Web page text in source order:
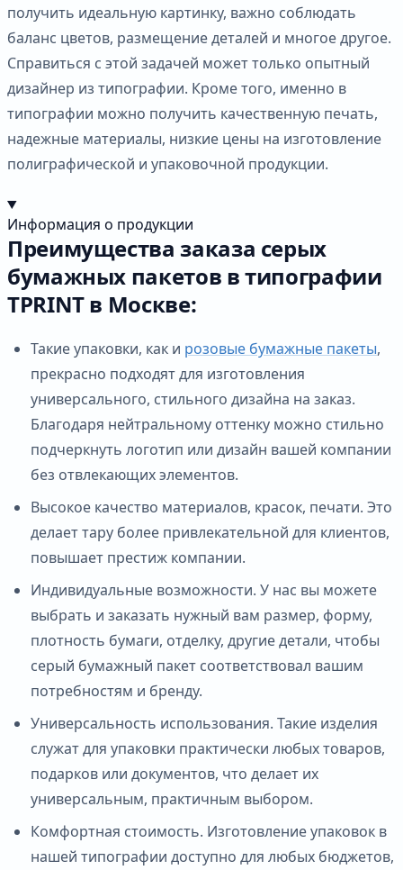
получить идеальную картинку, важно соблюдать
баланс цветов, размещение деталей и многое другое.
Справиться с этой задачей может только опытный
дизайнер из типографии. Кроме того, именно в
типографии можно получить качественную печать,
надежные материалы, низкие цены на изготовление
полиграфической и упаковочной продукции.
Информация о продукции
Преимущества заказа серых
бумажных пакетов в типографии
TPRINT в Москве:
Такие упаковки, как и розовые бумажные пакеты,
прекрасно подходят для изготовления
универсального, стильного дизайна на заказ.
Благодаря нейтральному оттенку можно стильно
подчеркнуть логотип или дизайн вашей компании
без отвлекающих элементов.
Высокое качество материалов, красок, печати. Это
делает тару более привлекательной для клиентов,
повышает престиж компании.
Индивидуальные возможности. У нас вы можете
выбрать и заказать нужный вам размер, форму,
плотность бумаги, отделку, другие детали, чтобы
серый бумажный пакет соответствовал вашим
потребностям и бренду.
Универсальность использования. Такие изделия
служат для упаковки практически любых товаров,
подарков или документов, что делает их
универсальным, практичным выбором.
Комфортная стоимость. Изготовление упаковок в
нашей типографии доступно для любых бюджетов,